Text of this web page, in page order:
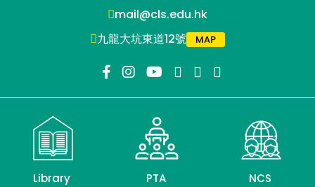
mail@cls.edu.hk
九龍大坑東道12號
MAP
Library PTA NCS